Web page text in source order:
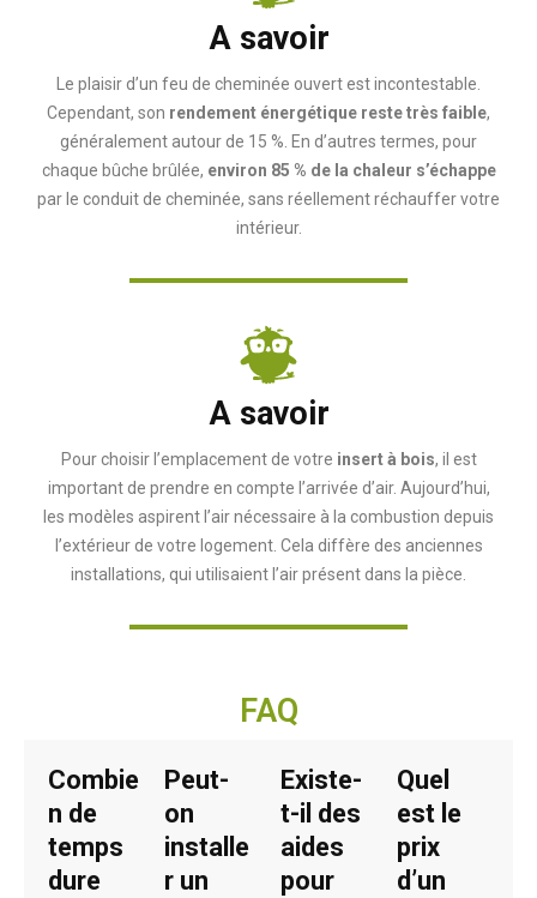
A savoir
Le plaisir d’un feu de cheminée ouvert est incontestable.
Cependant, son rendement énergétique reste très faible,
généralement autour de 15 %. En d’autres termes, pour
chaque bûche brûlée, environ 85 % de la chaleur s’échappe
par le conduit de cheminée, sans réellement réchauffer votre
intérieur.
A savoir
Pour choisir l’emplacement de votre insert à bois, il est
important de prendre en compte l’arrivée d’air. Aujourd’hui,
les modèles aspirent l’air nécessaire à la combustion depuis
l’extérieur de votre logement. Cela diffère des anciennes
installations, qui utilisaient l’air présent dans la pièce.
FAQ
Combie
n de
temps
dure
Peut-
on
installe
r un
Existe-
t-il des
aides
pour
Quel
est le
prix
d’un